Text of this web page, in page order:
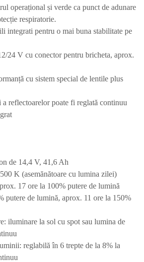
operațional și verde ca punct de adunare
respiratorie.
integrati pentru o mai buna stabilitate pe
24 V cu conector pentru bricheta, aprox.
cu sistem special de lentile plus
reflectoarelor poate fi reglată continuu
de 14,4 V, 41,6 Ah
K (asemănătoare cu lumina zilei)
17 ore la 100% putere de lumină
putere de lumină, aprox. 11 ore la 150%
iluminare la sol cu spot sau lumina de
reglabilă în 6 trepte de la 8% la